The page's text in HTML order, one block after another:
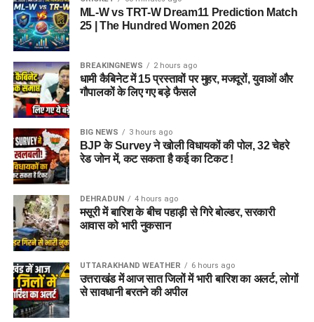
ML-W vs TRT-W Dream11 Prediction Match
25 | The Hundred Women 2026
BREAKINGNEWS 2 hours ago
धामी कैबिनेट में 15 प्रस्तावों पर मुहर, मजदूरों, युवाओं और
गौपालकों के लिए गए बड़े फैसले
BIG NEWS 3 hours ago
BJP के Survey ने खोली विधायकों की पोल, 32 चेहरे
रेड जोन में, कट सकता है कई का टिकट !
DEHRADUN 4 hours ago
मसूरी में बारिश के बीच पहाड़ी से गिरे बोल्डर, सरकारी
आवास को भारी नुकसान
UTTARAKHAND WEATHER 6 hours ago
उत्तराखंड में आज सात जिलों में भारी बारिश का अलर्ट, लोगों
से सावधानी बरतने की अपील